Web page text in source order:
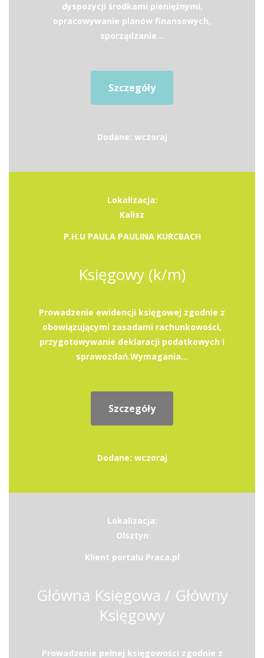
dyspozycji środkami pieniężnymi,
opracowywanie planów finansowych,
sporządzanie...
Szczegóły
Dodane: wczoraj
Lokalizacja:
Kalisz
P.H.U PAULA PAULINA KURCBACH
Księgowy (k/m)
Prowadzenie ewidencji księgowej zgodnie z
obowiązującymi zasadami rachunkowości,
przygotowywanie deklaracji podatkowych i
sprawozdań.Wymagania...
Szczegóły
Dodane: wczoraj
Lokalizacja:
Olsztyn
Klient portalu Praca.pl
Główna Księgowa / Główny
Księgowy
Prowadzenie pełnej księgowości zgodnie z